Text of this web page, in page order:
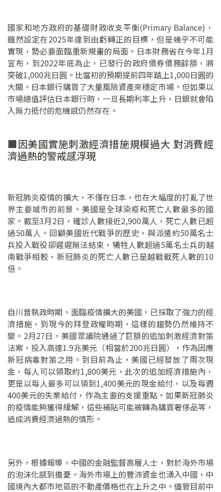
國家和地方政府的基礎財政收支平衡(Primary Balance)，
雖然設定在2025年達到由虧轉正的目標，但是幾乎不可能
實現，勢必要面臨重新規畫的局面。日本財務省在今年1月
宣布，到2022年底為止，已發行的政府債券債務餘額，將
突破1,000兆日圓。比當初的預期提前四年踏上1,000日圓的
大關。日本銀行購買了大量風險資產來穩定市場。但如果以
市場總值評估日本銀行時，一旦長期利率上升，日銀就會陷
入無力抵付的危機感仍然存在。
■因美國實施刺激經濟措施規模過大 對消費經
濟過熱的警戒感浮現
新冠肺炎疫情的擴大，不僅在日本，也在大幅度的打亂了世
界主要城市的前景。美國是全球染疫和死亡人數最多的國
家。截至3月2日，確診人數接近2,900萬人，死亡人數已超
過50萬人。回顧美國近代戰爭的歷史，與派遣約50萬名士
兵投入戰役卻遲遲無法結束，犧牲人數超過5萬名士兵的越
南戰爭相較，新冠肺炎的死亡人數已是越戰戰死人數的10
倍。
自川普執政時期，面臨疫情擴大的美國，已採取了強力的經
濟措施，到現今的拜登政權時期，這樣的趨勢仍然維持不
變。2月27日，美國眾議院通過了巨額的追加刺激經濟對策
法案，投入高達1.9兆美元（相當於200兆日圓），作為因應
新冠病毒對策之用。到目前為止，美國已經發放了兩次現
金，每人可以領取約1,800美元，此次的追加經濟措施內，
更是以每人最多可以領到1,400美元的現金給付，以及每週
400美元的失業給付，作為主要的支援重點。如果新冠肺炎
的疫情能夠獲得緩解，這些補貼可能被轉為購買奢侈品等，
造成消費經濟過熱的情形。
另外，根據報導，中國的金融監督高層人士，對於海外市場
的泡沫化感到擔憂。海外市場上的豐沛資金也湧入中國，中
國境內大都市地區的不動產價格也在上升之中。儘管目前中